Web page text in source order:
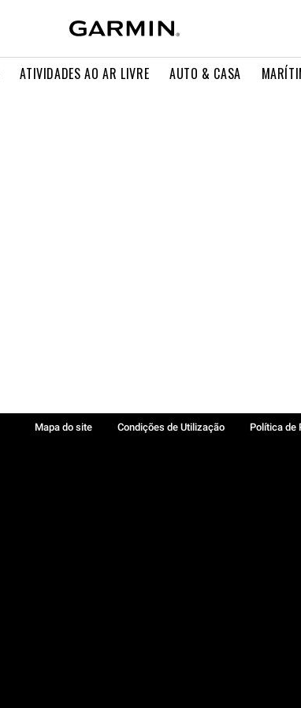
ATIVIDADES AO AR LIVRE AUTO & CASA
Mapa do site Condições de Utilização Política de